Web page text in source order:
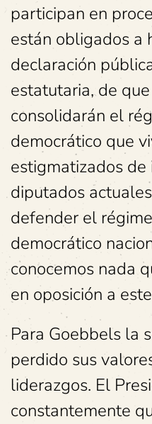
participan en
están obligados a
declaración
estatutaria, de
consolidarán el
democrático que
estigmatizados de
diputados
defender el
democrático
conocemos nada
en oposición a
Para Goebbels la
perdido sus
liderazgos. El
constantemente